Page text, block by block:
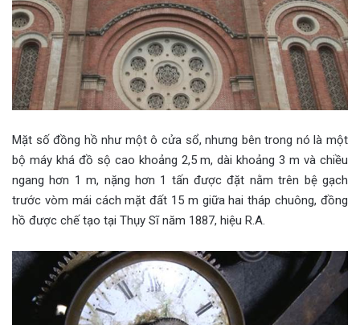
Mặt số đồng hồ như một ô cửa sổ, nhưng bên trong nó là một
bộ máy khá đồ sộ cao khoảng 2,5 m, dài khoảng 3 m và chiều
ngang hơn 1 m, nặng hơn 1 tấn được đặt nằm trên bệ gạch
trước vòm mái cách mặt đất 15 m giữa hai tháp chuông, đồng
hồ được chế tạo tại Thụy Sĩ năm 1887, hiệu R.A.